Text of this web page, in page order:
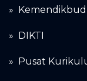
» Kemendikbud
» DIKTI
» Pusat